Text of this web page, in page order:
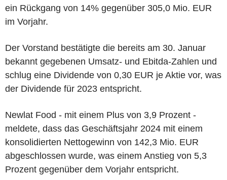
ein Rückgang von 14% gegenüber 305,0 Mio. EUR
im Vorjahr.
Der Vorstand bestätigte die bereits am 30. Januar
bekannt gegebenen Umsatz- und Ebitda-Zahlen und
schlug eine Dividende von 0,30 EUR je Aktie vor, was
der Dividende für 2023 entspricht.
Newlat Food - mit einem Plus von 3,9 Prozent -
meldete, dass das Geschäftsjahr 2024 mit einem
konsolidierten Nettogewinn von 142,3 Mio. EUR
abgeschlossen wurde, was einem Anstieg von 5,3
Prozent gegenüber dem Vorjahr entspricht.